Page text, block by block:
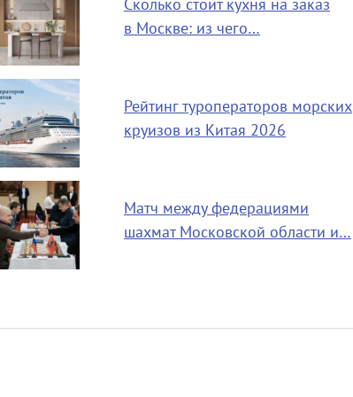
Сколько стоит кухня на заказ
в Москве: из чего…
Рейтинг туроператоров морских
круизов из Китая 2026
Матч между федерациями
шахмат Московской области и…